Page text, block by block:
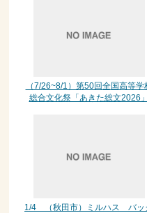
（7/26~8/1）第50回全国高等学
総合文化祭「あきた総文2026」
1/4 （秋田市）ミルハス バッ